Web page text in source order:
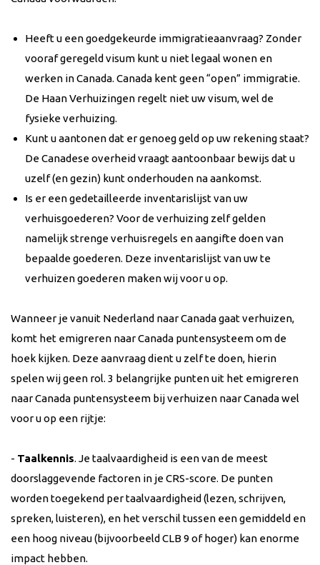
Heeft u een goedgekeurde immigratieaanvraag? Zonder
vooraf geregeld visum kunt u niet legaal wonen en
werken in Canada. Canada kent geen “open” immigratie.
De Haan Verhuizingen regelt niet uw visum, wel de
fysieke verhuizing.
Kunt u aantonen dat er genoeg geld op uw rekening staat?
De Canadese overheid vraagt aantoonbaar bewijs dat u
uzelf (en gezin) kunt onderhouden na aankomst.
Is er een gedetailleerde inventarislijst van uw
verhuisgoederen? Voor de verhuizing zelf gelden
namelijk strenge verhuisregels en aangifte doen van
bepaalde goederen. Deze inventarislijst van uw te
verhuizen goederen maken wij voor u op.
Wanneer je vanuit Nederland naar Canada gaat verhuizen,
komt het emigreren naar Canada puntensysteem om de
hoek kijken. Deze aanvraag dient u zelf te doen, hierin
spelen wij geen rol. 3 belangrijke punten uit het emigreren
naar Canada puntensysteem bij verhuizen naar Canada wel
voor u op een rijtje:
- Taalkennis. Je taalvaardigheid is een van de meest
doorslaggevende factoren in je CRS-score. De punten
worden toegekend per taalvaardigheid (lezen, schrijven,
spreken, luisteren), en het verschil tussen een gemiddeld en
een hoog niveau (bijvoorbeeld CLB 9 of hoger) kan enorme
impact hebben.